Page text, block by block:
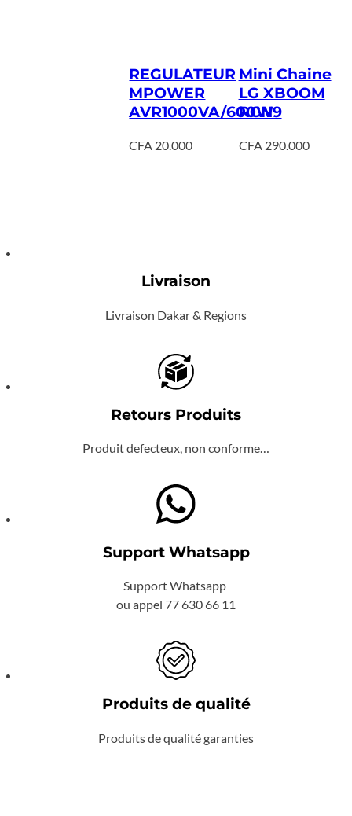
REGULATEUR
MPOWER
AVR1000VA/600W
CFA 20.000
Mini Chaine
LG XBOOM
RCN9
CFA290.000
Livraison
Livraison Dakar & Regions
Retours Produits
Produit defecteux, non conforme…
Support Whatsapp
Support Whatsapp
ou appel 77 630 66 11
Produits de qualité
Produits de qualité garanties